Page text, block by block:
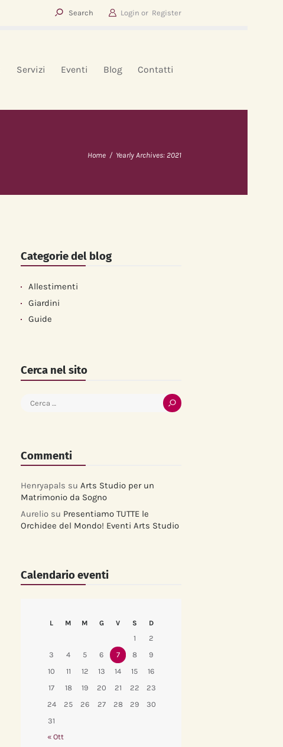
Login or Register
Servizi Eventi Blog Contatti
Home Yearly Archives: 2021
Categorie del blog
Allestimenti
Giardini
Guide
Cerca nel sito
Ricerca
Commenti
Henryapals su Arts Studio per un
Matrimonio da Sogno
Aurelio su Presentiamo TUTTE le
Orchidee del Mondo! Eventi Arts Studio
Calendario eventi
L M M G V S D
1
2
3
4 5 6 7 8
9
10
11 12 13 14 15
16
17
18 19 20 21 22
23
24
25 26 27 28 29
30
31
« Ott